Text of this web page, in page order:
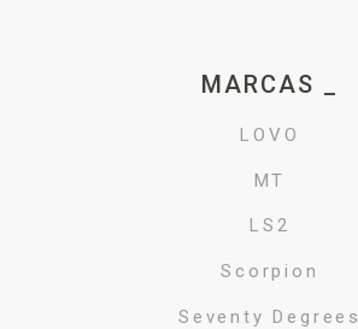
MARCAS _
LOVO
MT
LS2
Scorpion
Seventy Degrees